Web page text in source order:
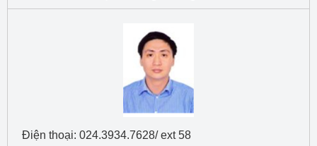
Điện thoại: 024.3934.7628/ ext 58